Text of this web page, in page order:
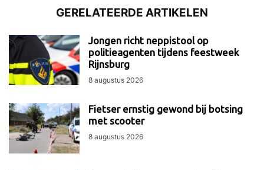
GERELATEERDE ARTIKELEN
Jongen richt neppistool op
politieagenten tijdens feestweek
Rijnsburg
8 augustus 2026
Fietser ernstig gewond bij botsing
met scooter
8 augustus 2026